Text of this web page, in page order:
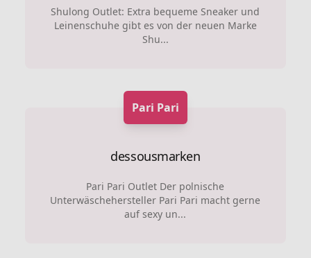
Shulong Outlet: Extra bequeme Sneaker und
Leinenschuhe gibt es von der neuen Marke
Shu...
Pari Pari
dessousmarken
Pari Pari Outlet Der polnische
Unterwäschehersteller Pari Pari macht gerne
auf sexy un...